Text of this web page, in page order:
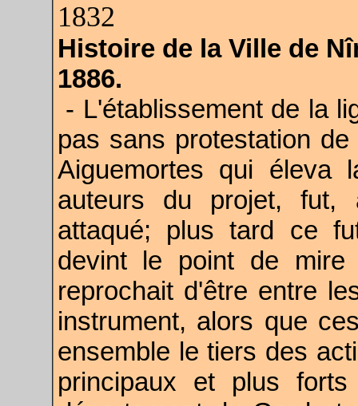
1832
Histoire de la Ville de
1886.
- L'établissement de la
pas sans protestation
Aiguemortes qui éleva
auteurs du projet, fut,
attaqué; plus tard ce
devint le point de mire
reprochait d'être entre
instrument, alors que
ensemble le tiers des
principaux et plus forts